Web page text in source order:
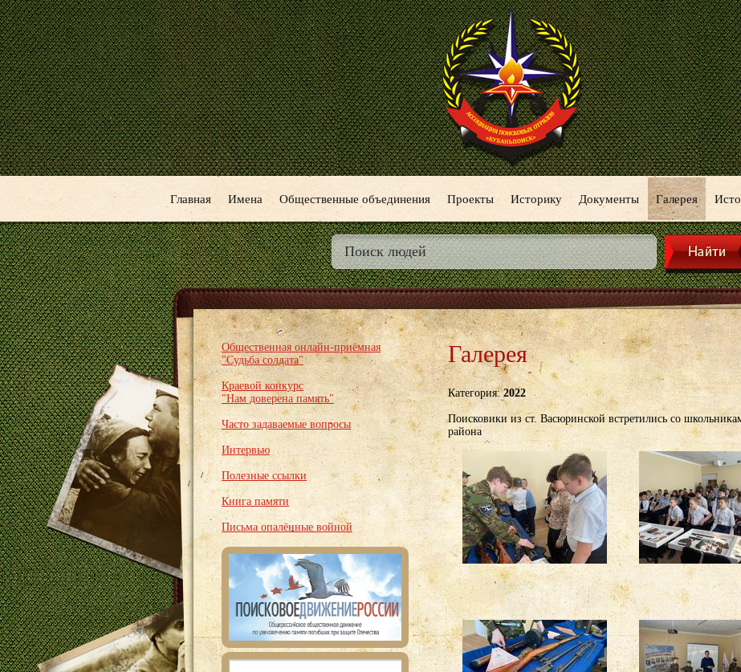
Главная Имена Общественные объединения Проекты Историку Документы Галерея
Общественная онлайн-приёмная
"Судьба солдата"
Краевой конкурс
"Нам доверена память"
Часто задаваемые вопросы
Интервью
Полезные ссылки
Книга памяти
Письма опалённые войной
Галерея
Категория:2022
Поисковики из ст. Васюринской встретились со
района